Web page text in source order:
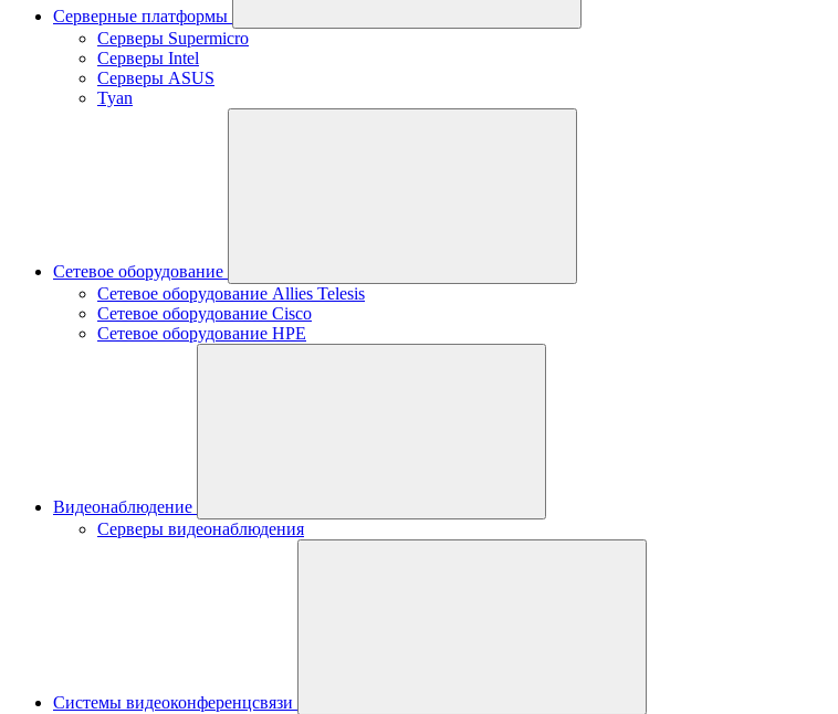
Серверные платформы
Серверы Supermicro
Серверы Intel
Серверы ASUS
Tyan
Сетевое оборудование
Сетевое оборудование Allies Telesis
Сетевое оборудование Cisco
Сетевое оборудование HPE
Видеонаблюдение
Серверы видеонаблюдения
Системы видеоконференцсвязи